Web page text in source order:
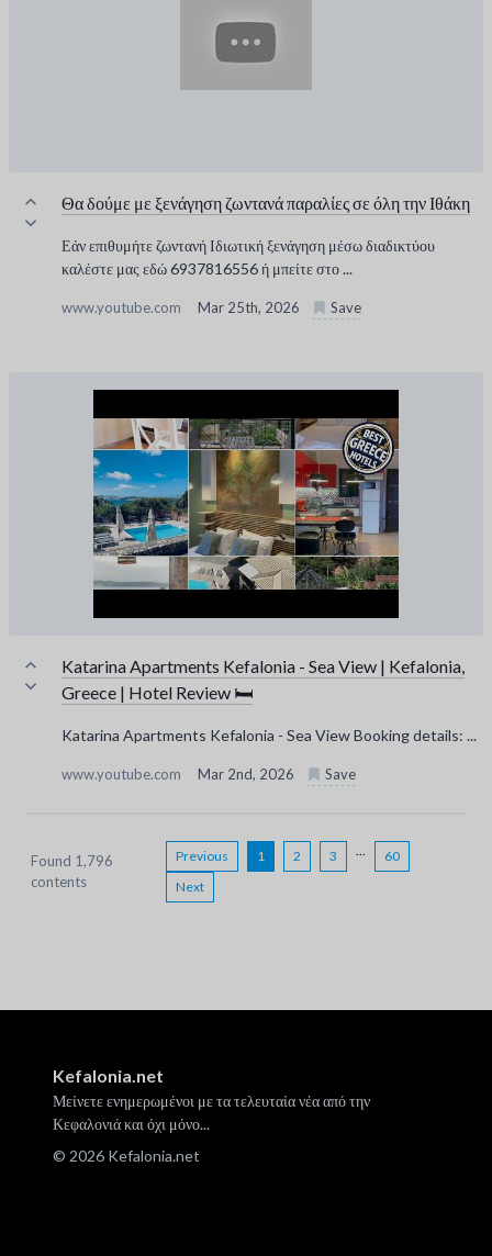
Θα δούμε με ξενάγηση ζωντανά παραλίες σε όλη την Ιθάκη
Εάν επιθυμήτε ζωντανή Ιδιωτική ξενάγηση μέσω διαδικτύου
καλέστε μας εδώ 6937816556 ή μπείτε στο ...
www.youtube.com Mar 25th, 2026 Save
Katarina Apartments Kefalonia - Sea View | Kefalonia,
Greece | Hotel Review 🛏️
Katarina Apartments Kefalonia - Sea View Booking details: ...
www.youtube.com Mar 2nd, 2026 Save
Found 1,796
contents
Previous 1 2 3 ...
60
Next
Kefalonia.net
Μείνετε ενημερωμένοι με τα τελευταία νέα από την
Κεφαλονιά και όχι μόνο...
© 2026 Kefalonia.net